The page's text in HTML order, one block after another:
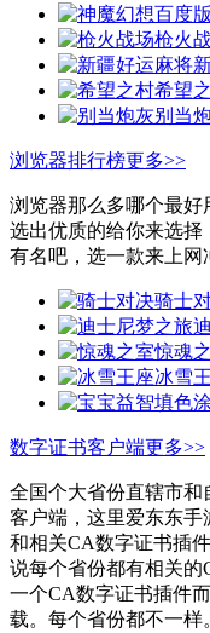
枪火
希望
别当
浏览器排行榜更多>>
浏览器那么多哪个最
选出优质的给你来选择
有名吧，选一款来上网
骑士
惊魂
冰雪
数字证书客户端更多>>
全国个大省份直辖市
客户端，这里爱东东
和相关CA数字证书插
说每个省份都有相关
一个CA数字证书插件
载。每个省份都不一样